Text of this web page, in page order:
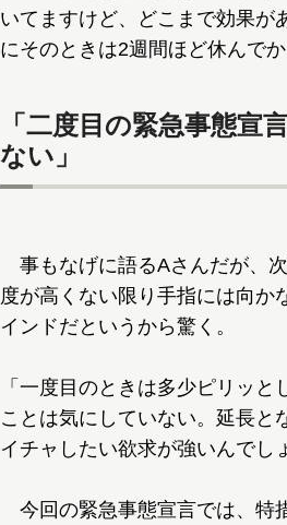
いてますけど、どこまで効果が
にそのときは2週間ほど休んでか
「二度目の緊急事態
ない」
事もなげに語るAさんだが、
度が高くない限り手指には向か
インドだというから驚く。
「一度目のときは多少ピリッ
ことは気にしていない。延長と
イチャしたい欲求が強いんでし
今回の緊急事態宣言では、特